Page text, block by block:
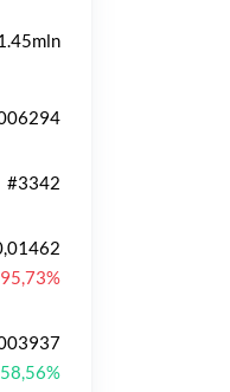
#3342
95,73%
58,56%